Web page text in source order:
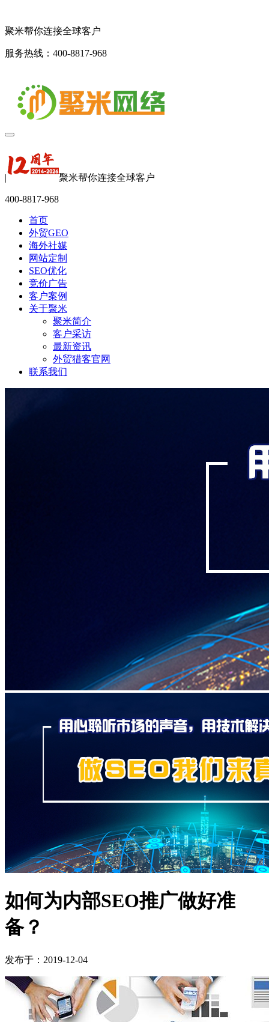
聚米帮你连接全球客户
服务热线：400-8817-968
| 聚米帮你连接全球客户
400-8817-968
首页
外贸GEO
海外社媒
网站定制
SEO优化
竞价广告
客户案例
关于聚米
聚米简介
客户采访
最新资讯
外贸猎客官网
联系我们
如何为内部SEO推广做好准
备？
发布于：2019-12-04